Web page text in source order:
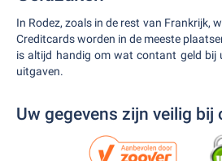
In Rodez, zoals in de rest van Frankrijk,
Creditcards worden in de meeste
is altijd handig om wat contant geld bij
uitgaven.
Uw gegevens zijn veilig bij